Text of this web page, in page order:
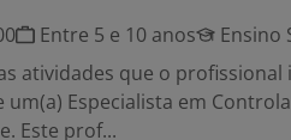
Entre 5 e 10 anos Ensino
atividades que o profissional
um(a) Especialista em
Este prof...